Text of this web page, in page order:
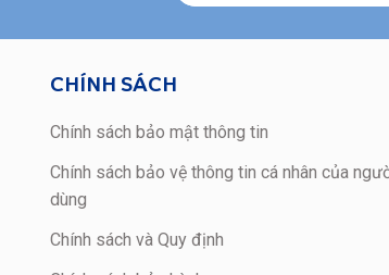
CHÍNH SÁCH
Chính sách bảo mật thông tin
Chính sách bảo vệ thông tin cá nhân của
dùng
Chính sách và Quy định